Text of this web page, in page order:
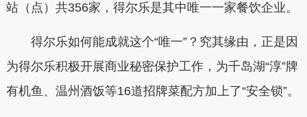
站（点）共356家，得尔乐是其中唯一一家餐饮企业。
得尔乐如何能成就这个“唯一”？究其缘由，正是因
为得尔乐积极开展商业秘密保护工作，为千岛湖“淳”牌
有机鱼、温州酒饭等16道招牌菜配方加上了“安全锁”。